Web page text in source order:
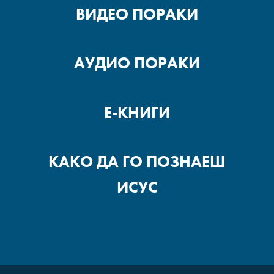
БИДАТ СОВЛАДАНИ – ДЕЛ
УВЕРЕНОСТ/
РАСПОЛОЖЕТЕ СЕ – ДЕЛ 2
ВИДЕО ПОРАКИ
АУДИО ПОРАКИ
Е-КНИГИ
КАКО ДА ГО ПОЗНАЕШ
ИСУС